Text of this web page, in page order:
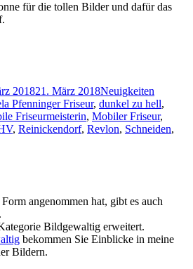
für die tollen Bilder und dafür das
201821. März 2018Kategorien
Neuigkeiten
Pfenninger Friseur, dunkel zu hell,
Friseurmeisterin, Mobiler Friseur,
, Reinickendorf, Revlon, Schneiden,
angenommen hat, gibt es auch
Bildgewaltig erweitert.
bekommen Sie Einblicke in meine
Bildern.